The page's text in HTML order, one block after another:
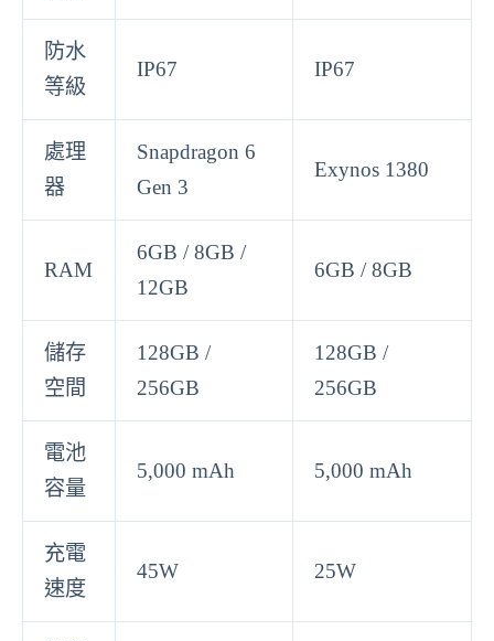
防水
等級
IP67 IP67
處理
器
Snapdragon 6
Gen 3
Exynos 1380
RAM
6GB / 8GB /
12GB
6GB / 8GB
儲存
空間
128GB /
256GB
128GB /
256GB
電池
容量
5,000 mAh 5,000 mAh
充電
速度
45W 25W